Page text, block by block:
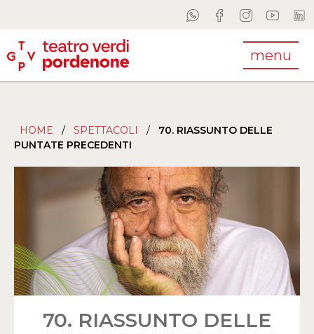
menu
HOME / SPETTACOLI /
70. RIASSUNTO DELLE
PUNTATE PRECEDENTI
70. RIASSUNTO DELLE